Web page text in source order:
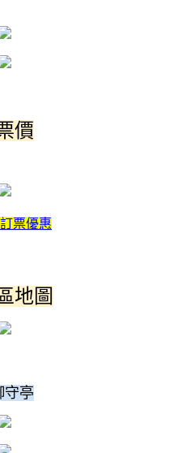
價
票優惠
地圖
亭